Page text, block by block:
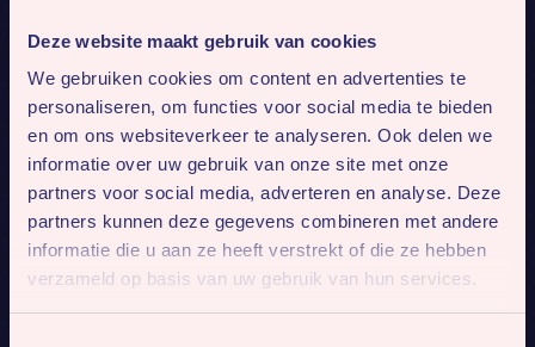
Deze website maakt gebruik van cookies
We gebruiken cookies om content en advertenties te
personaliseren, om functies voor social media te bieden
en om ons websiteverkeer te analyseren. Ook delen we
informatie over uw gebruik van onze site met onze
partners voor social media, adverteren en analyse. Deze
partners kunnen deze gegevens combineren met andere
informatie die u aan ze heeft verstrekt of die ze hebben
verzameld op basis van uw gebruik van hun services.
Heb je een vraag naar aanleiding van deze case?